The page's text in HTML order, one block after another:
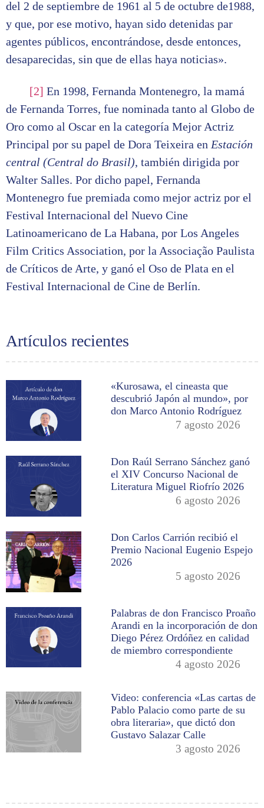
Artículos recientes
«Kurosawa, el cineasta que
descubrió Japón al mundo», por
don Marco Antonio Rodríguez
7 agosto 2026
Don Raúl Serrano Sánchez ganó
el XIV Concurso Nacional de
Literatura Miguel Riofrío 2026
6 agosto 2026
Don Carlos Carrión recibió el
Premio Nacional Eugenio Espejo
2026
5 agosto 2026
Palabras de don Francisco Proaño
Arandi en la incorporación de don
Diego Pérez Ordóñez en calidad
de miembro correspondiente
4 agosto 2026
Video: conferencia «Las cartas de
Pablo Palacio como parte de su
obra literaria», que dictó don
Gustavo Salazar Calle
3 agosto 2026
del 2 de septiembre de 1961 al 5 de octubre de1988,
y que, por ese motivo, hayan sido detenidas par
agentes públicos, encontrándose, desde entonces,
desaparecidas, sin que de ellas haya noticias».
[2] En 1998, Fernanda Montenegro, la mamá
de Fernanda Torres, fue nominada tanto al Globo de
Oro como al Oscar en la categoría Mejor Actriz
Principal por su papel de Dora Teixeira en Estación
central (Central do Brasil), también dirigida por
Walter Salles. Por dicho papel, Fernanda
Montenegro fue premiada como mejor actriz por el
Festival Internacional del Nuevo Cine
Latinoamericano de La Habana, por Los Angeles
Film Critics Association, por la Associação Paulista
de Críticos de Arte, y ganó el Oso de Plata en el
Festival Internacional de Cine de Berlín.